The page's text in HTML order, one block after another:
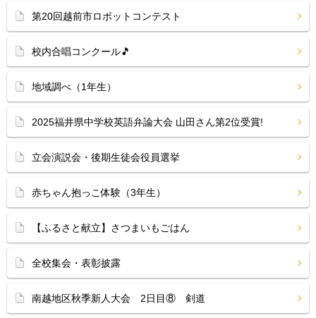
第20回越前市ロボットコンテスト
校内合唱コンクール🎵
地域調べ（1年生）
2025福井県中学校英語弁論大会 山田さん第2位受賞!
立会演説会・後期生徒会役員選挙
赤ちゃん抱っこ体験（3年生）
【ふるさと献立】さつまいもごはん
全校集会・表彰披露
南越地区秋季新人大会 2日目⑧ 剣道